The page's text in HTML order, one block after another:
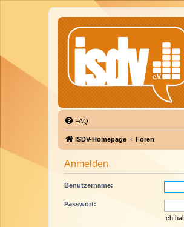
FAQ
ISDV-Homepage Foren
Anmelden
Benutzername:
Passwort:
Ich